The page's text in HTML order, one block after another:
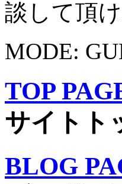
談して頂
MODE:
TOP
サイトト
BLOG